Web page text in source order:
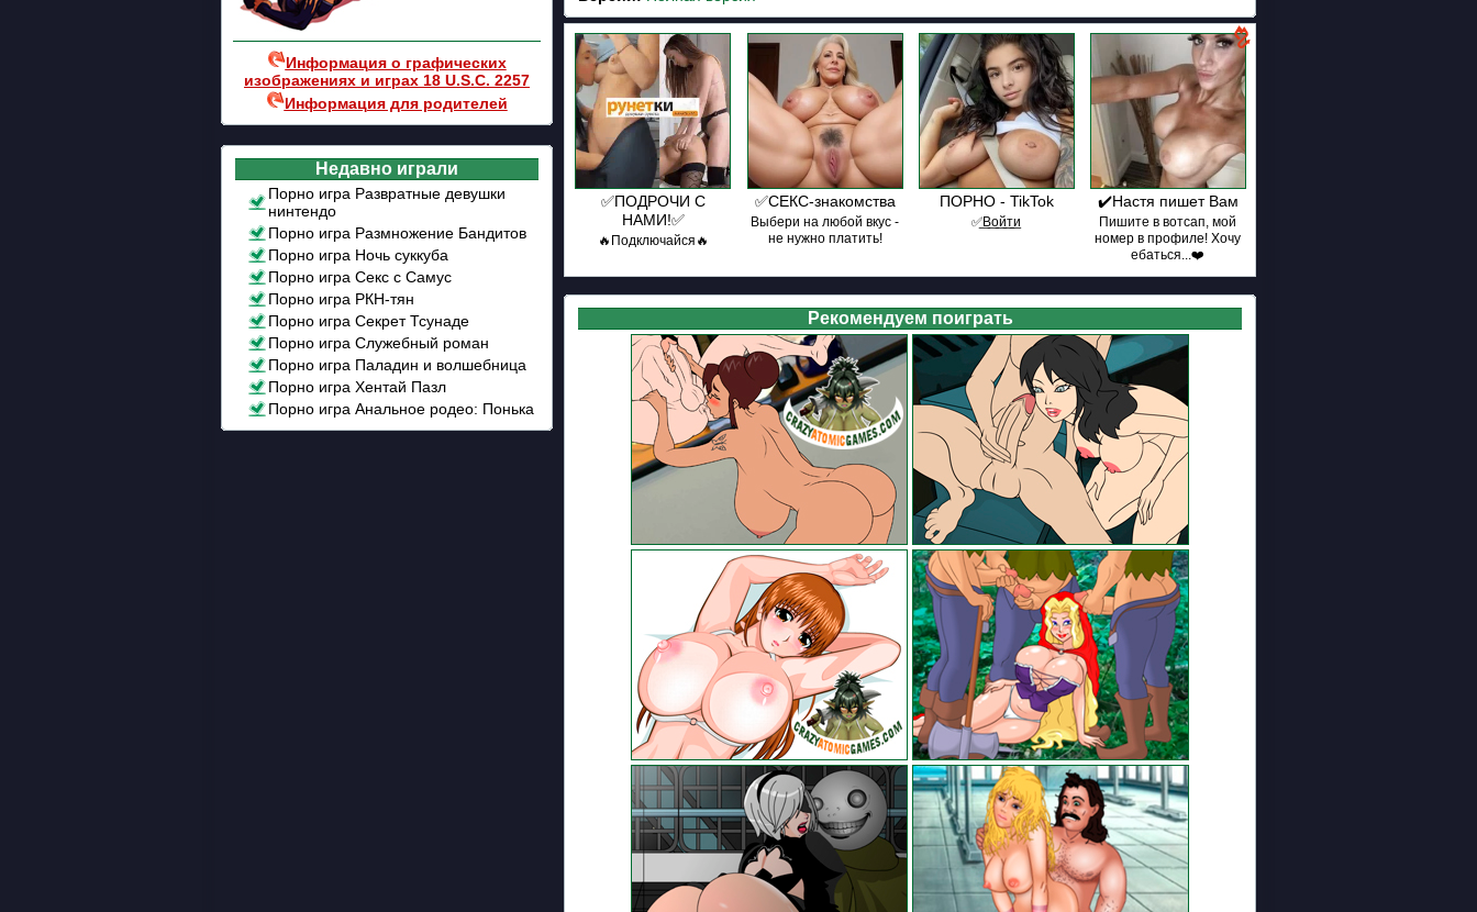
Информация о графических
изображениях и играх 18 U.S.C. 2257
Информация для родителей
Недавно играли
Порно игра Развратные девушки
нинтендо
Порно игра Размножение Бандитов
Порно игра Ночь суккуба
Порно игра Cекс c Самус
Порно игра РКН-тян
Порно игра Секрет Тсунаде
Порно игра Служебный роман
Порно игра Паладин и волшебница
Порно игра Хентай Пазл
Порно игра Анальное родео: Понька
✅ПОДРОЧИ С
НАМИ!✅
🔥Подключайся🔥
✅СЕКС-знакомства
Выбери на любой вкус -
не нужно платить!
ПОРНО - TikTok
✅͟В͟о͟й͟т͟и
✔️Настя пишет Вам
Пишите в вотсап, мой
номер в профиле! Хочу
ебаться...❤️
Рекомендуем поиграть